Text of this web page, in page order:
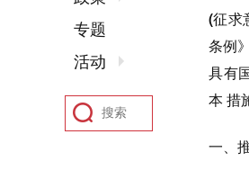
(征求
条例
具有
本 措
一、
专题
活动